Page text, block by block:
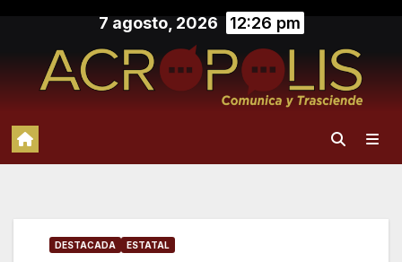
contenido
7 agosto, 2026 12:26 pm
DESTACADA ESTATAL